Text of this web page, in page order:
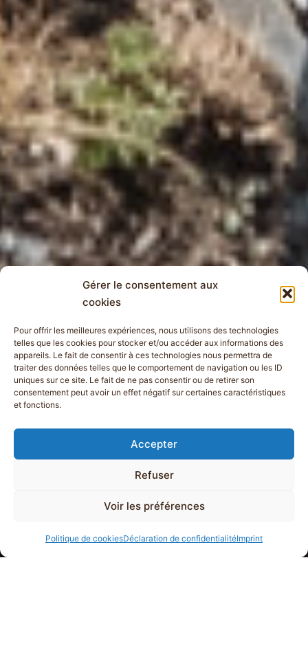
Gérer le consentement aux
cookies
Pour offrir les meilleures expériences, nous utilisons des technologies
telles que les cookies pour stocker et/ou accéder aux informations des
appareils. Le fait de consentir à ces technologies nous permettra de
traiter des données telles que le comportement de navigation ou les ID
uniques sur ce site. Le fait de ne pas consentir ou de retirer son
consentement peut avoir un effet négatif sur certaines caractéristiques
et fonctions.
Accepter
Refuser
Voir les préférences
Politique de cookiesDéclaration de confidentialitéImprint